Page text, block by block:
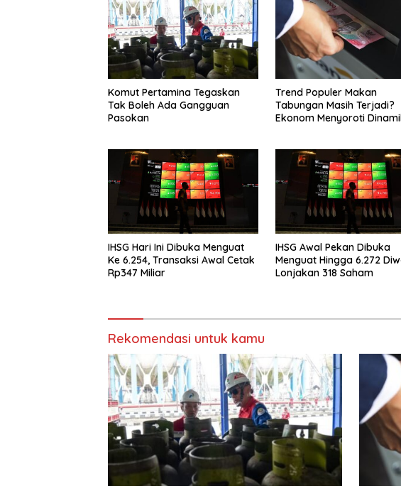
Komut Pertamina Tegaskan
Tak Boleh Ada Gangguan
Pasokan
Trend Populer Makan
Tabungan Masih Terjadi?
Ekonom Menyoroti
IHSG Hari Ini Dibuka Menguat
Ke 6.254, Transaksi Awal Cetak
Rp347 Miliar
IHSG Awal Pekan Dibuka
Menguat Hingga 6.272
Lonjakan 318 Saham
Rekomendasi untuk kamu